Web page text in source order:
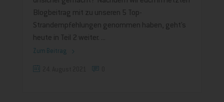
Blogbeitrag mit zu unseren 5 Top-
Strandempfehlungen genommen haben, geht’s
heute in Teil 2 weiter.
Zum Beitrag